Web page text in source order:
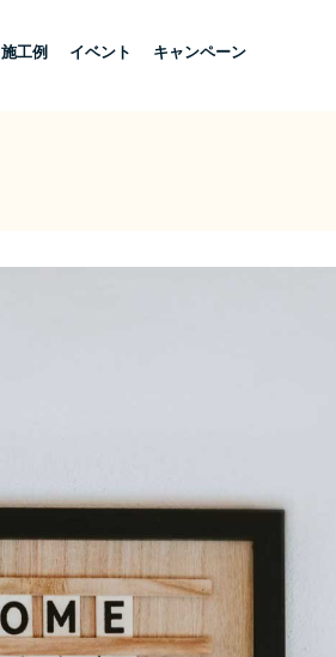
施工例 イベント キャンペーン